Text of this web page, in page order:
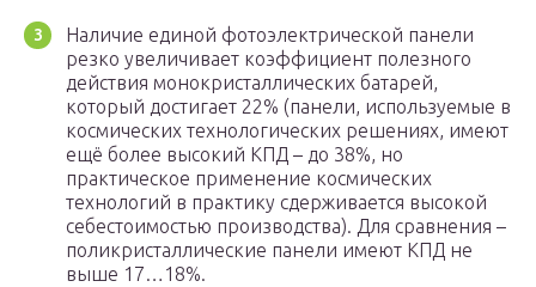
Наличие единой фотоэлектрической панели
резко увеличивает коэффициент полезного
действия монокристаллических батарей,
который достигает 22% (панели, используемые в
космических технологических решениях, имеют
ещё более высокий КПД – до 38%, но
практическое применение космических
технологий в практику сдерживается высокой
себестоимостью производства). Для сравнения –
поликристаллические панели имеют КПД не
выше 17…18%.